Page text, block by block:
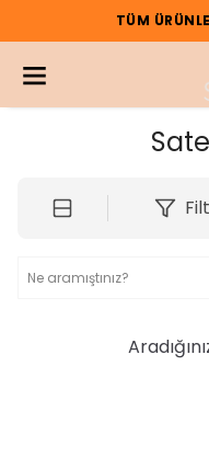
TÜM